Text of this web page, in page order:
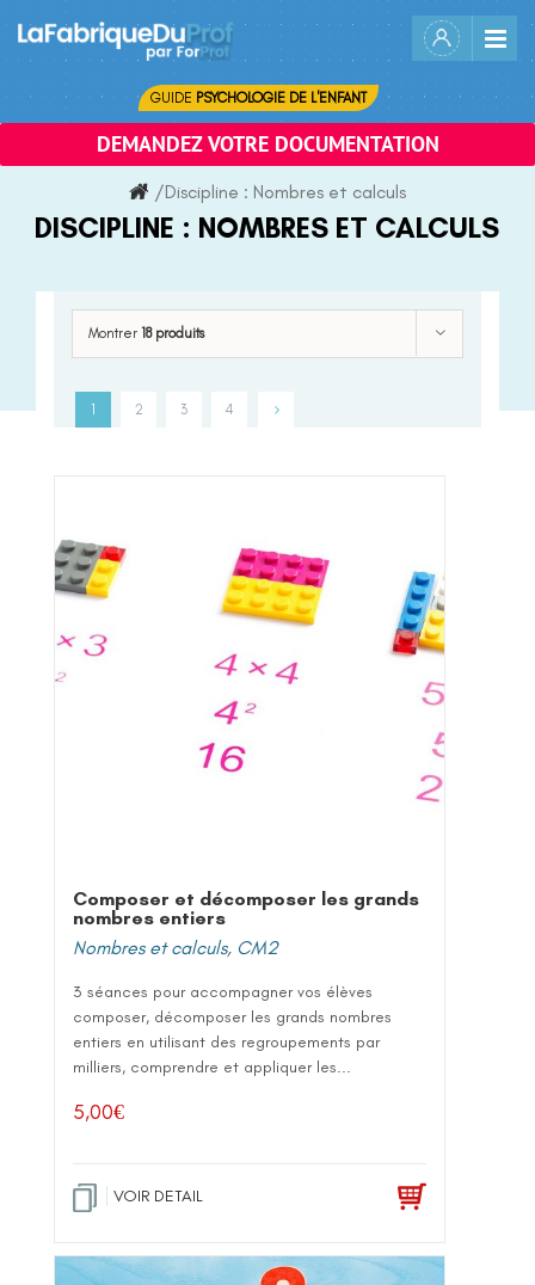
content
GUIDE PSYCHOLOGIE DE L'ENFANT
DEMANDEZ VOTRE DOCUMENTATION
/Discipline : Nombres et calculs
DISCIPLINE : NOMBRES ET CALCULS
Montrer 18 produits
1 2 3 4
Composer et décomposer les grands
nombres entiers
Nombres et calculs, CM2
3 séances pour accompagner vos élèves
composer, décomposer les grands nombres
entiers en utilisant des regroupements par
milliers, comprendre et appliquer les...
5,00€
VOIR DETAIL